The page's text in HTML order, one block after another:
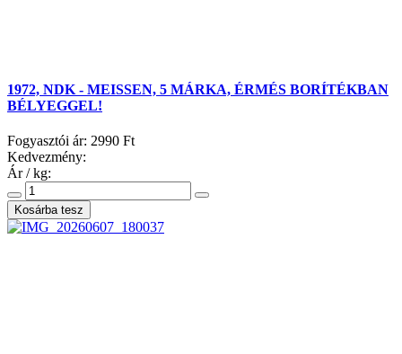
1972, NDK - MEISSEN, 5 MÁRKA, ÉRMÉS BORÍTÉKBAN
BÉLYEGGEL!
Fogyasztói ár: 2990 Ft
Kedvezmény:
Ár / kg: